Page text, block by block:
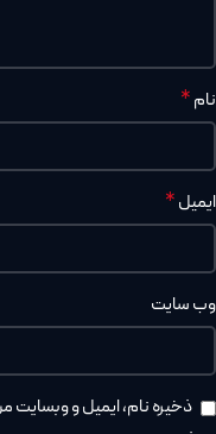
نام*
ایمیل*
وب‌ سایت
ذخیره نام، ایمیل و وبسایت